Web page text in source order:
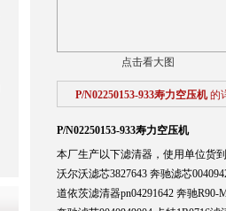
点击看大图
P/N02250153-933寿力空压机 的
P/N02250153-933寿力空压机
本厂生产以下滤清器，使用单位货
沃尔沃滤芯3827643 奔驰滤芯
道依茨滤清器pn04291642 奔驰R90-